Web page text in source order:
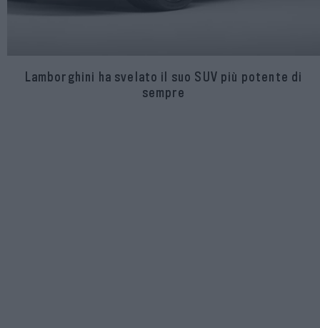
Lamborghini ha svelato il suo SUV più potente di
sempre